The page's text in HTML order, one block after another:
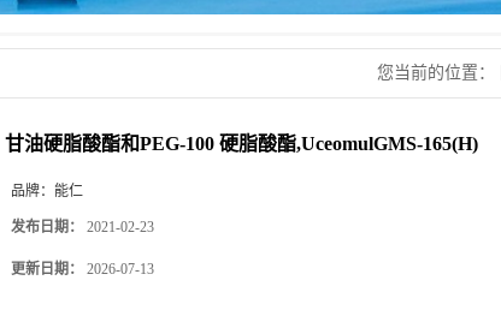
您当前的位置：
甘油硬脂酸酯和PEG-100 硬脂酸酯,UceomulGMS-165(H)
品牌： 能仁
发布日期： 2021-02-23
更新日期： 2026-07-13